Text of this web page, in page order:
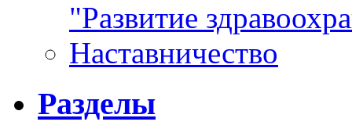
"Развитие
Наставничество
Разделы